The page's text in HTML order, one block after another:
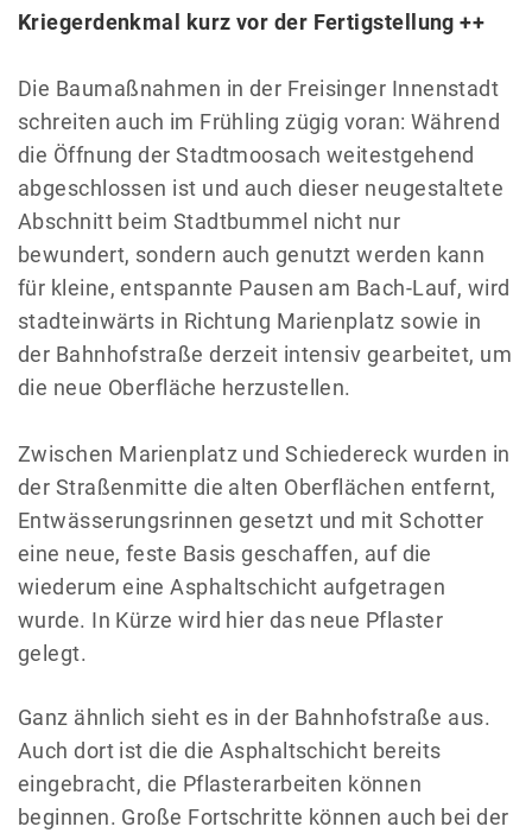
Kriegerdenkmal kurz vor der Fertigstellung ++
Die Baumaßnahmen in der Freisinger Innenstadt
schreiten auch im Frühling zügig voran: Während
die Öffnung der Stadtmoosach weitestgehend
abgeschlossen ist und auch dieser neugestaltete
Abschnitt beim Stadtbummel nicht nur
bewundert, sondern auch genutzt werden kann
für kleine, entspannte Pausen am Bach-Lauf, wird
stadteinwärts in Richtung Marienplatz sowie in
der Bahnhofstraße derzeit intensiv gearbeitet, um
die neue Oberfläche herzustellen.
Zwischen Marienplatz und Schiedereck wurden in
der Straßenmitte die alten Oberflächen entfernt,
Entwässerungsrinnen gesetzt und mit Schotter
eine neue, feste Basis geschaffen, auf die
wiederum eine Asphaltschicht aufgetragen
wurde. In Kürze wird hier das neue Pflaster
gelegt.
Ganz ähnlich sieht es in der Bahnhofstraße aus.
Auch dort ist die die Asphaltschicht bereits
eingebracht, die Pflasterarbeiten können
beginnen. Große Fortschritte können auch bei der